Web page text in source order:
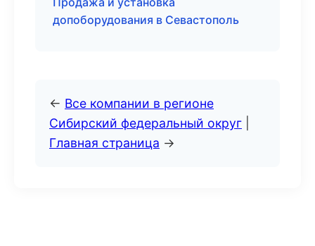
допоборудования в Севастополь
← Все компании в регионе
Сибирский федеральный округ
Главная страница →